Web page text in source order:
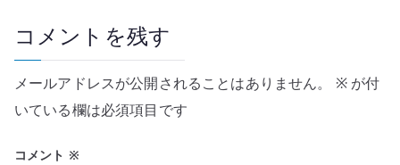
ー
シ
ョ
ン
コメントを残す
メールアドレスが公開されることはありません。 ※が付
いている欄は必須項目です
コメント ※